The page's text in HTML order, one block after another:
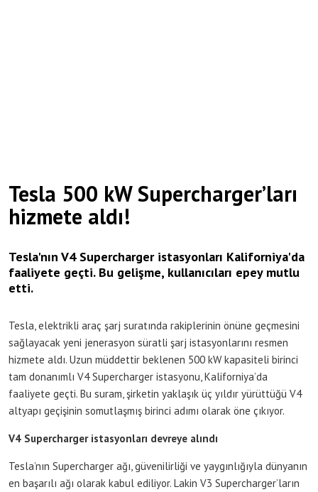
Tesla 500 kW Supercharger’ları
hizmete aldı!
Tesla'nın V4 Supercharger istasyonları Kaliforniya'da
faaliyete geçti. Bu gelişme, kullanıcıları epey mutlu
etti.
Tesla, elektrikli araç şarj suratında rakiplerinin önüne geçmesini
sağlayacak yeni jenerasyon süratli şarj istasyonlarını resmen
hizmete aldı. Uzun müddettir beklenen 500 kW kapasiteli birinci
tam donanımlı V4 Supercharger istasyonu, Kaliforniya’da
faaliyete geçti. Bu suram, şirketin yaklaşık üç yıldır yürüttüğü V4
altyapı geçişinin somutlaşmış birinci adımı olarak öne çıkıyor.
V4 Supercharger istasyonları devreye alındı
Tesla’nın Supercharger ağı, güvenilirliği ve yaygınlığıyla dünyanın
en başarılı ağı olarak kabul ediliyor. Lakin V3 Supercharger’ların